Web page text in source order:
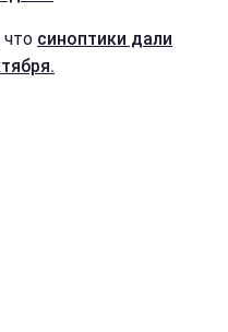
синоптики дали